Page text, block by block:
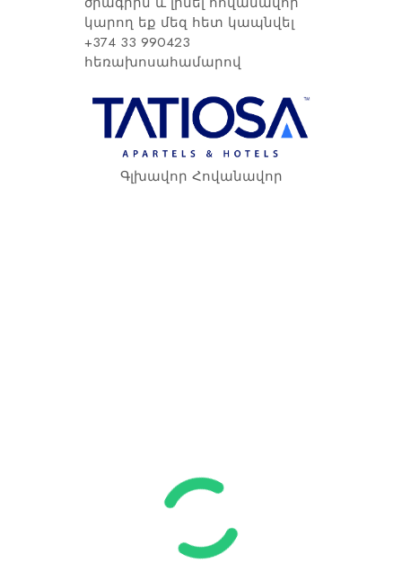
կարող եք մեզ հետ կապնվել
+374 33 990423
հեռախոսահամարով
Գլխավոր Հովանավոր